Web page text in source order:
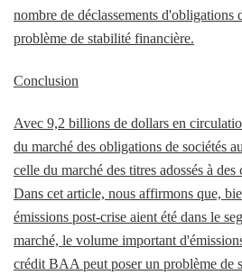
nombre de déclassements d'obligations
problème de stabilité financière.
Conclusion
Avec 9,2 billions de dollars en
du marché des obligations de sociétés
celle du marché des titres adossés à des
Dans cet article, nous affirmons que,
émissions post-crise aient été dans le
marché, le volume important
crédit BAA peut poser un problème de